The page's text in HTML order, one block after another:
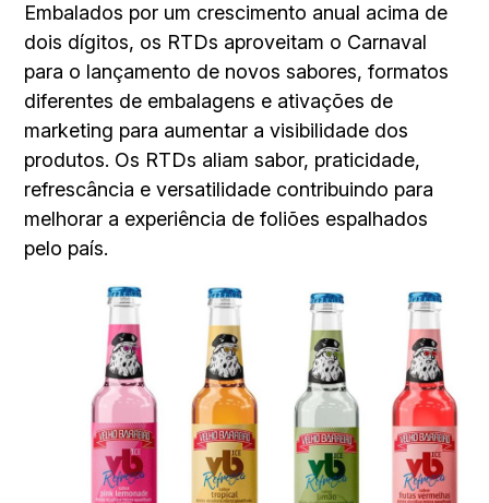
Embalados por um crescimento anual acima de
dois dígitos, os RTDs aproveitam o Carnaval
para o lançamento de novos sabores, formatos
diferentes de embalagens e ativações de
marketing para aumentar a visibilidade dos
produtos. Os RTDs aliam sabor, praticidade,
refrescância e versatilidade contribuindo para
melhorar a experiência de foliões espalhados
pelo país.